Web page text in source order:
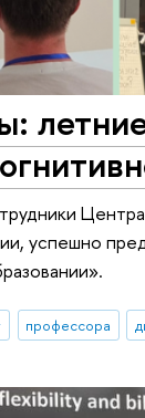
Центра
успешно
профессора